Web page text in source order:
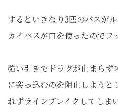
するといきなり3匹のバスが
カイバスが口を使ったのでフ
強い引きでドラグが止まらず
に突っ込むのを阻止しようと
れずラインブレイクしてしま